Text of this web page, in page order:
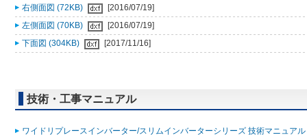
右側面図 (72KB)
[2016/07/19]
左側面図 (70KB)
[2016/07/19]
下面図 (304KB)
[2017/11/16]
技術・工事マニュアル
ワイドリプレースインバーター/スリムインバーターシリーズ 技術マニュア